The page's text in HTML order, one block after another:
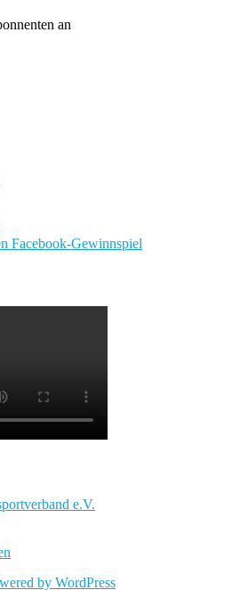
an
Facebook-Gewinnspiel
e.V.
by WordPress